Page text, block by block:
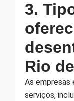
3.
Rio
As empresas
serviços,